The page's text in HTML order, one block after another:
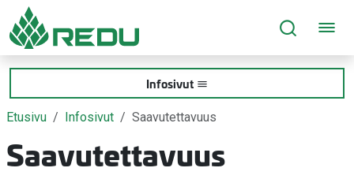
Siirry sivusisältöön
Infosivut
Etusivu Infosivut Saavutettavuus
Saavutettavuus